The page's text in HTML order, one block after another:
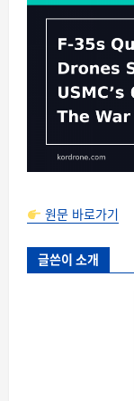
원문 바로가기
글쓴이 소개